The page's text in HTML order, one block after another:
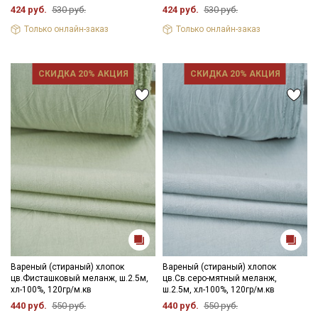
424 руб. 530 руб.
Только онлайн-заказ
424 руб. 530 руб.
Только онлайн-заказ
СКИДКА 20% АКЦИЯ
Вареный (стираный) хлопок
цв.Фисташковый меланж, ш.2.5м,
хл-100%, 120гр/м.кв
440 руб. 550 руб.
СКИДКА 20% АКЦИЯ
Вареный (стираный) хлопок
цв.Св.серо-мятный меланж,
ш.2.5м, хл-100%, 120гр/м.кв
440 руб. 550 руб.